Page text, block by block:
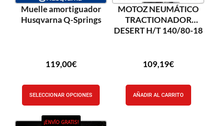
Muelle amortiguador
Husqvarna Q-Springs
119,00€
SELECCIONAR OPCIONES
MOTOZ NEUMÁTICO
TRACTIONADOR
DESERT H/T 140/80-18
109,19€
AÑADIR AL CARRITO
¡ENVÍO GRATIS!